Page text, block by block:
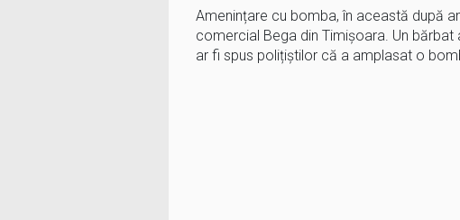
Amenințare cu bomba, în această după
comercial Bega din Timișoara. Un bărbat
ar fi spus polițiștilor că a amplasat o